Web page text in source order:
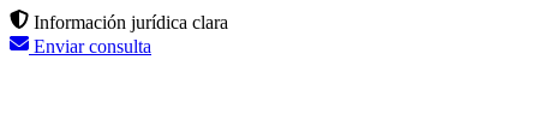
Información jurídica clara
Enviar consulta